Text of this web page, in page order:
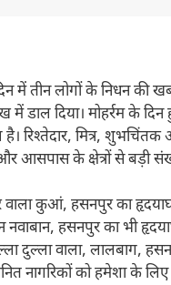
में तीन लोगों के निधन
में डाल दिया। मोहर्रम के
रिश्तेदार, मित्र,
आसपास के क्षेत्रों से बड़ी
कुआं, हसनपुर का
हसनपुर का भी
दुल्ला वाला, लालबाग,
नागरिकों को हमेशा के